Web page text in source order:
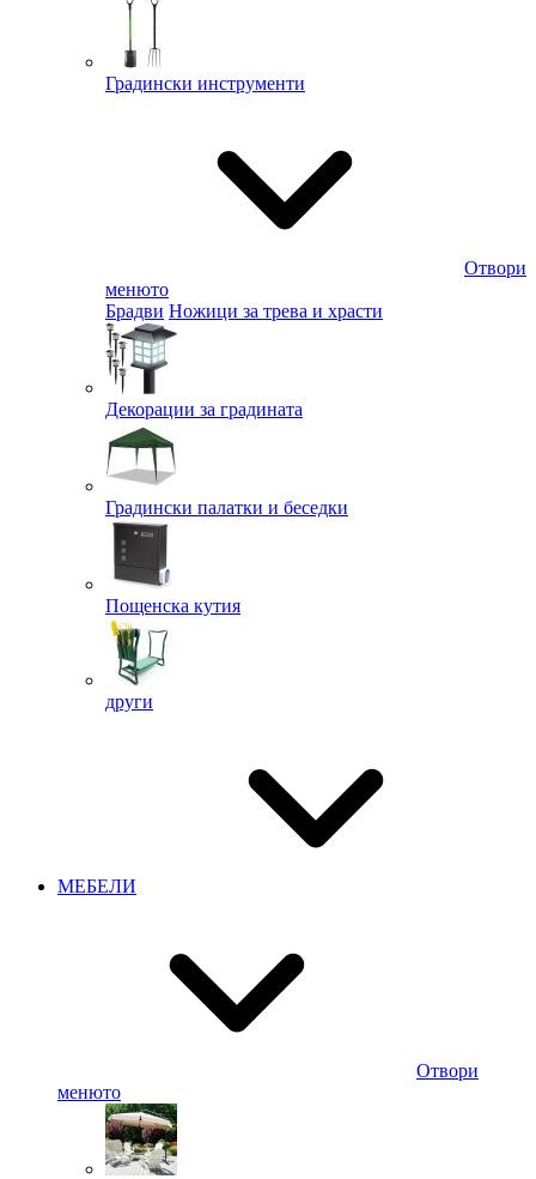
Градински инструменти
Отвори
менюто
Брадви Ножици за трева и храсти
Декорации за градината
Градински палатки и беседки
Пощенска кутия
други
МЕБЕЛИ
Отвори
менюто